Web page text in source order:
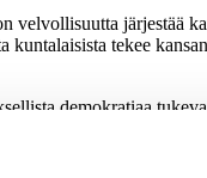
järjestää
tekee
demokratiaa
samalla